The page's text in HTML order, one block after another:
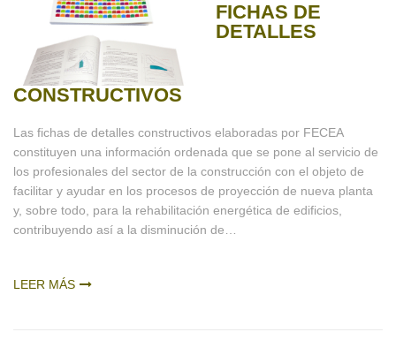
FICHAS DE
DETALLES
CONSTRUCTIVOS
Las fichas de detalles constructivos elaboradas por FECEA
constituyen una información ordenada que se pone al servicio de
los profesionales del sector de la construcción con el objeto de
facilitar y ayudar en los procesos de proyección de nueva planta
y, sobre todo, para la rehabilitación energética de edificios,
contribuyendo así a la disminución de…
LEER MÁS